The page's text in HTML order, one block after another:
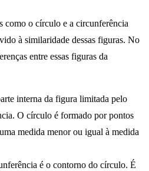
como o círculo e a circunferência
à similaridade dessas figuras. No
entre essas figuras da
interna da figura limitada pelo
O círculo é formado por pontos
medida menor ou igual à medida
é o contorno do círculo. É